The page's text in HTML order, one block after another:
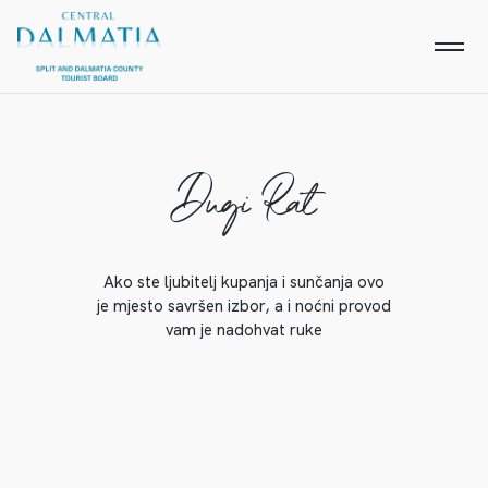
Dugi Rat
Ako ste ljubitelj kupanja i sunčanja ovo
je mjesto savršen izbor, a i noćni provod
vam je nadohvat ruke